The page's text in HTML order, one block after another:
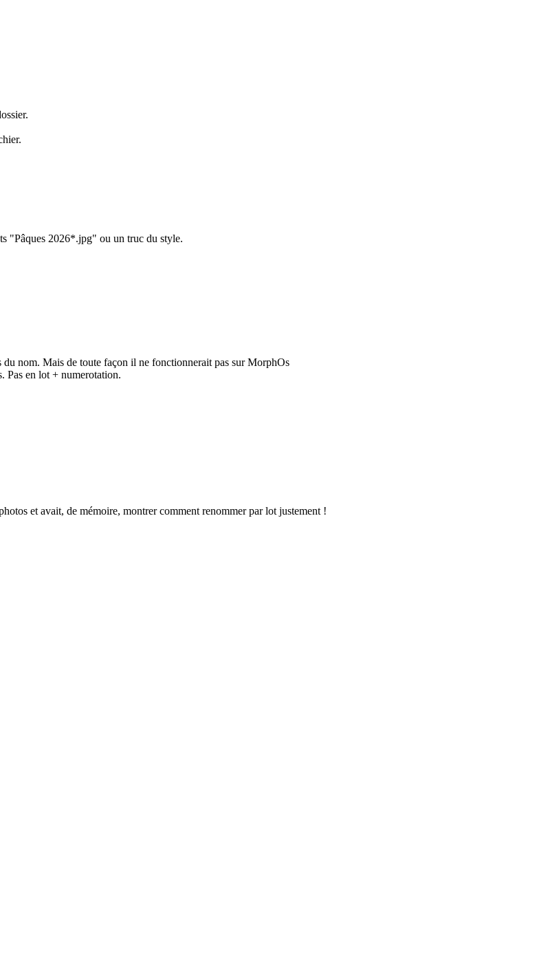
"Pâques 2026*.jpg" ou un truc du style.
nom. Mais de toute façon il ne fonctionnerait pas sur MorphOs
Pas en lot + numerotation.
et avait, de mémoire, montrer comment renommer par lot justement !